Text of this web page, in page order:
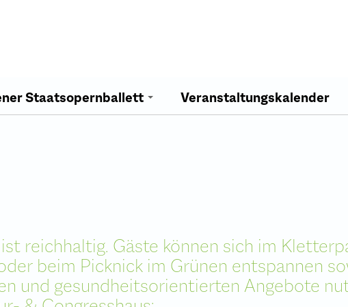
Saal
Saal
Saal
Staatsopernballett
Veranstaltungskalender
reichhaltig. Gäste können sich im
beim Picknick im Grünen entspannen
und gesundheitsorientierten Angebote